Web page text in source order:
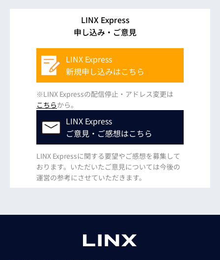
LINX Express
申し込み・ご意見
LINX Express
新規申し込みはこちら
※LINX Expressの配信停止・アドレス変更は
こちらから。
LINX Express
ご意見・ご感想はこちら
LINX Expressに関する要望やご感想を募集して
おります。いただいたご意見については今後の
運営の参考にさせていただきます。